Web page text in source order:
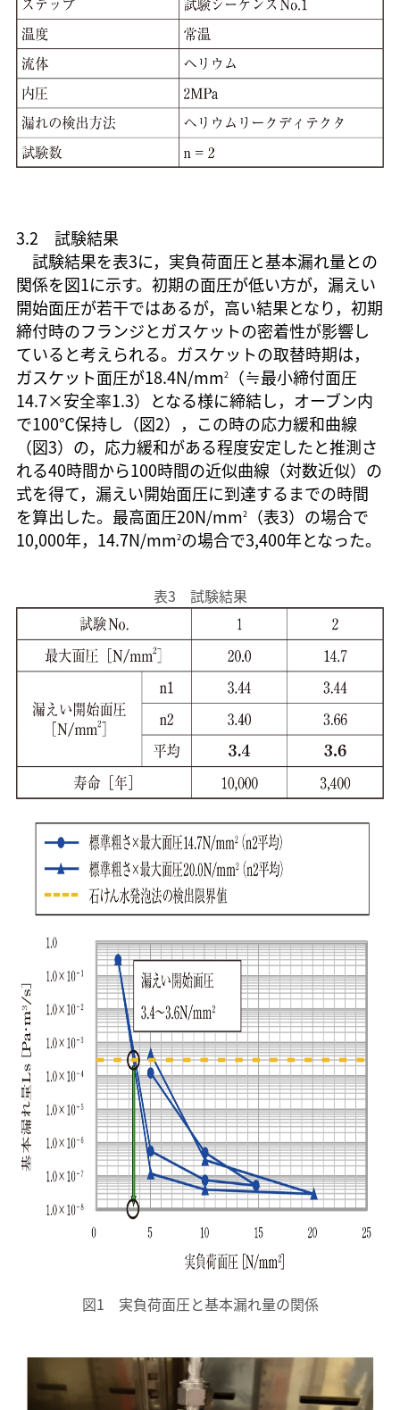
3.2 試験結果
試験結果を表3に，実負荷面圧と基本漏れ量との
関係を図1に示す。初期の面圧が低い方が，漏えい
開始面圧が若干ではあるが，高い結果となり，初期
締付時のフランジとガスケットの密着性が影響し
ていると考えられる。ガスケットの取替時期は，
ガスケット面圧が18.4N/mm2（≒最小締付面圧
14.7×安全率1.3）となる様に締結し，オーブン内
で100℃保持し（図2），この時の応力緩和曲線
（図3）の，応力緩和がある程度安定したと推測さ
れる40時間から100時間の近似曲線（対数近似）の
式を得て，漏えい開始面圧に到達するまでの時間
を算出した。最高面圧20N/mm2（表3）の場合で
10,000年，14.7N/mm2の場合で3,400年となった。
表3 試験結果
図1 実負荷面圧と基本漏れ量の関係